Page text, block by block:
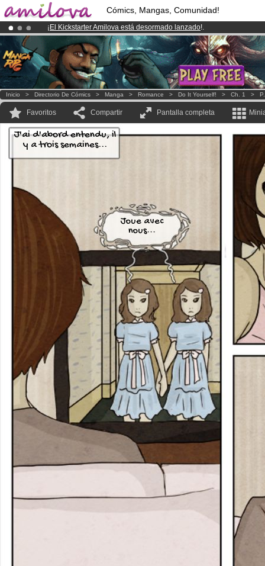
Cómics, Mangas, Comunidad!
¡ El Kickstarter Amilova está desormado lanzado!.
¡Conviertete en Premium por3.95 eurosal mes!Hazte Premium ya
¡Ya tenemos 100000miembrosy 1000 Cómics y Mangas!.
Inicio > Directorio De Cómics > Manga > Romance > Do It Yourself! > Ch. 1 >
Favoritos Compartir Pantalla completa
J'ai d'abord entendu, il
y a trois semaines...
Joue avec
nous...